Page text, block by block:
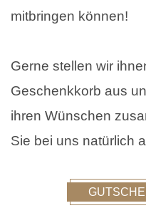
mitbringen können!
Gerne stellen wir
Geschenkkorb aus
ihren Wünschen
Sie bei uns natürlich